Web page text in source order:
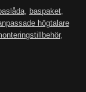
, baspaket,
högtalare
,